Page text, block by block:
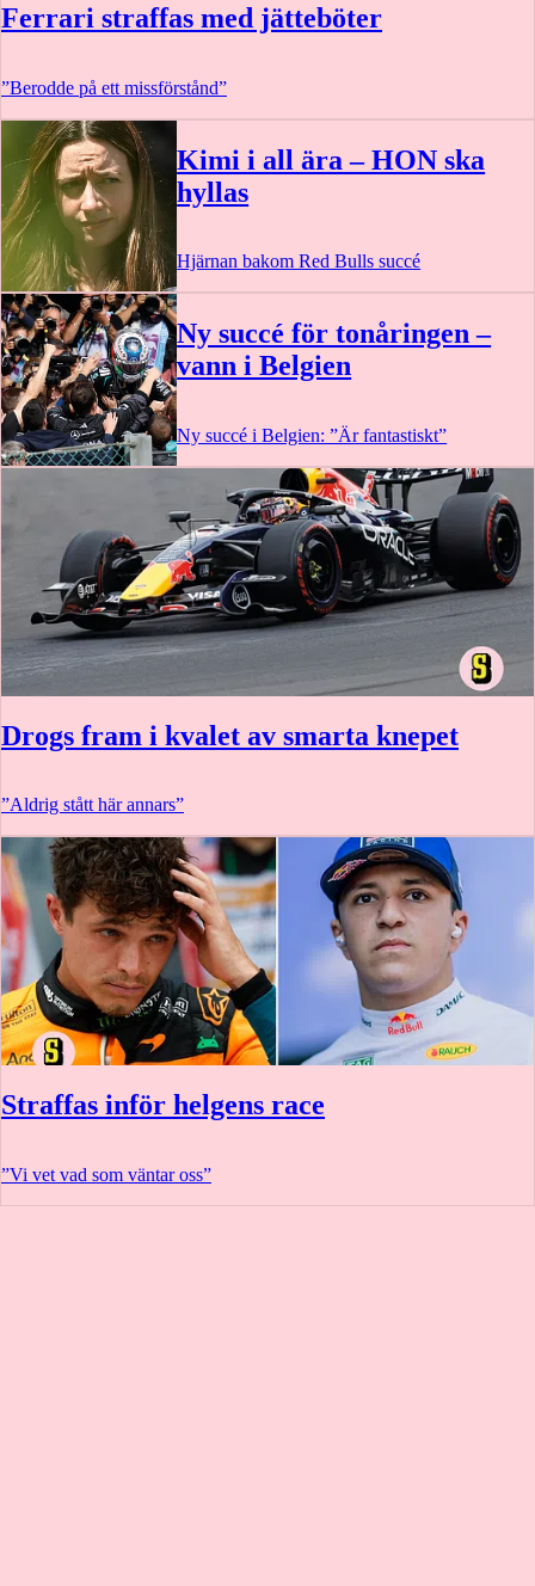
Ferrari straffas med jätteböter
”Berodde på ett missförstånd”
Kimi i all ära – HON ska
hyllas
Hjärnan bakom Red Bulls succé
Ny succé för tonåringen –
vann i Belgien
Ny succé i Belgien: ”Är fantastiskt”
Drogs fram i kvalet av smarta knepet
”Aldrig stått här annars”
Straffas inför helgens race
”Vi vet vad som väntar oss”